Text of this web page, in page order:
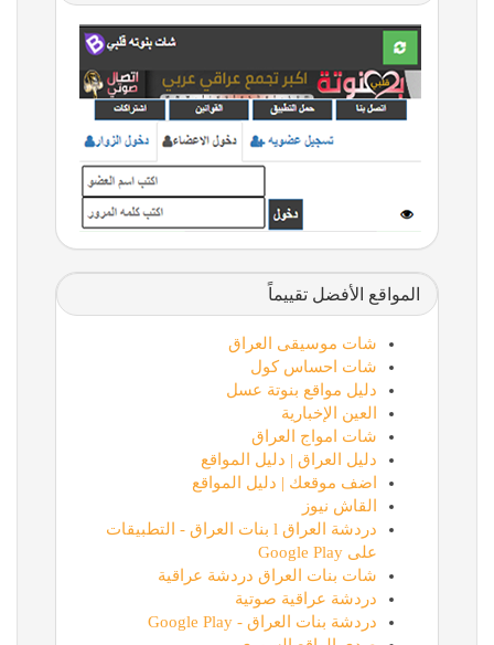
المواقع الأفضل تقييماً
شات موسيقى العراق
شات احساس كول
دليل مواقع بنوتة عسل
العين الإخبارية
شات امواج العراق
دليل العراق | دليل المواقع
اضف موقعك | دليل المواقع
القاش نيوز
دردشة العراق l بنات العراق - التطبيقات
على Google Play
شات بنات العراق دردشة عراقية
دردشة عراقية صوتية
دردشة بنات العراق - Google Play